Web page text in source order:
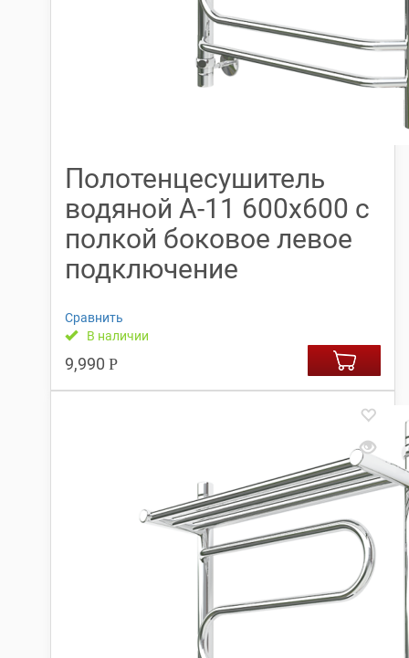
Полотенцесушитель
водяной А-11 600х600 с
полкой боковое левое
подключение
Сравнить
В наличии
9,990 Р